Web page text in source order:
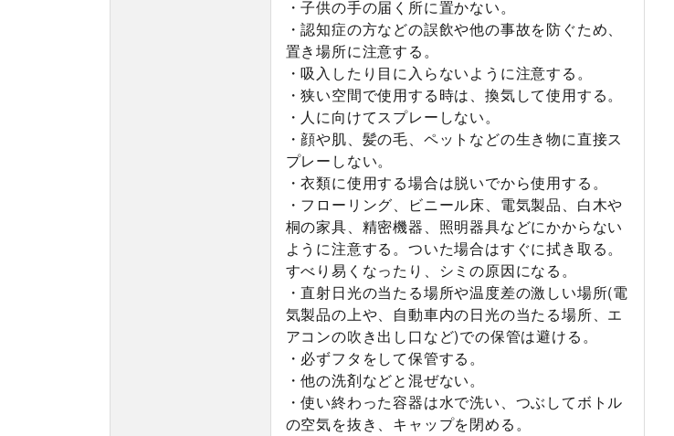
・子供の手の届く所に置かない。
・認知症の方などの誤飲や他の事故を防ぐため、
置き場所に注意する。
・吸入したり目に入らないように注意する。
・狭い空間で使用する時は、換気して使用する。
・人に向けてスプレーしない。
・顔や肌、髪の毛、ペットなどの生き物に直接ス
プレーしない。
・衣類に使用する場合は脱いでから使用する。
・フローリング、ビニール床、電気製品、白木や
桐の家具、精密機器、照明器具などにかからない
ように注意する。ついた場合はすぐに拭き取る。
すべり易くなったり、シミの原因になる。
・直射日光の当たる場所や温度差の激しい場所(電
気製品の上や、自動車内の日光の当たる場所、エ
アコンの吹き出し口など)での保管は避ける。
・必ずフタをして保管する。
・他の洗剤などと混ぜない。
・使い終わった容器は水で洗い、つぶしてボトル
の空気を抜き、キャップを閉める。